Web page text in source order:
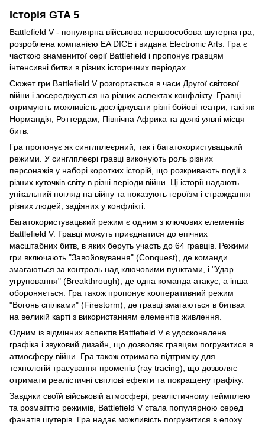
Історія GTA 5
Battlefield V - популярна військова першоособова шутерна гра,
розроблена компанією EA DICE і видана Electronic Arts. Гра є
часткою знаменитої серії Battlefield і пропонує гравцям
інтенсивні битви в різних історичних періодах.
Сюжет гри Battlefield V розгортається в часи Другої світової
війни і зосереджується на різних аспектах конфлікту. Гравці
отримують можливість досліджувати різні бойові театри, такі як
Нормандія, Роттердам, Північна Африка та деякі уявні місця
битв.
Гра пропонує як синглплеєрний, так і багатокористувацький
режими. У синглплеєрі гравці виконують роль різних
персонажів у наборі коротких історій, що розкривають події з
різних куточків світу в різні періоди війни. Ці історії надають
унікальний погляд на війну та показують героїзм і страждання
різних людей, задіяних у конфлікті.
Багатокористувацький режим є одним з ключових елементів
Battlefield V. Гравці можуть приєднатися до епічних
масштабних битв, в яких беруть участь до 64 гравців. Режими
гри включають "Завойовування" (Conquest), де команди
змагаються за контроль над ключовими пунктами, і "Удар
угруповання" (Breakthrough), де одна команда атакує, а інша
обороняється. Гра також пропонує кооперативний режим
"Вогонь спілками" (Firestorm), де гравці змагаються в битвах
на великій карті з використанням елементів живлення.
Одним із відмінних аспектів Battlefield V є удосконалена
графіка і звуковий дизайн, що дозволяє гравцям погрузитися в
атмосферу війни. Гра також отримала підтримку для
технологій трасування променів (ray tracing), що дозволяє
отримати реалістичні світлові ефекти та покращену графіку.
Завдяки своїй військовій атмосфері, реалістичному геймплею
та розмаїттю режимів, Battlefield V стала популярною серед
фанатів шутерів. Гра надає можливість погрузитися в епоху